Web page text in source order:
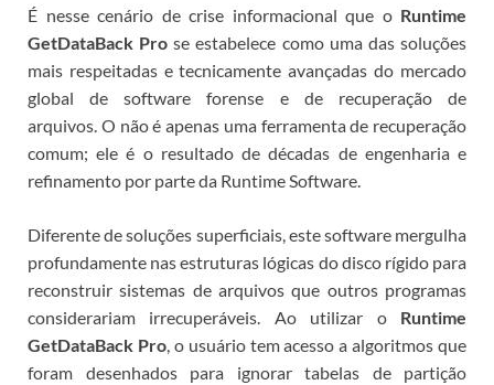
É nesse cenário de crise informacional que o Runtime
GetDataBack Pro se estabelece como uma das soluções
mais respeitadas e tecnicamente avançadas do mercado
global de software forense e de recuperação de
arquivos. O não é apenas uma ferramenta de recuperação
comum; ele é o resultado de décadas de engenharia e
refinamento por parte da Runtime Software.
Diferente de soluções superficiais, este software mergulha
profundamente nas estruturas lógicas do disco rígido para
reconstruir sistemas de arquivos que outros programas
considerariam irrecuperáveis. Ao utilizar o Runtime
GetDataBack Pro, o usuário tem acesso a algoritmos que
foram desenhados para ignorar tabelas de partição